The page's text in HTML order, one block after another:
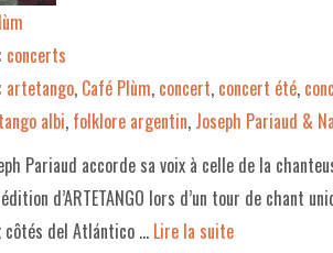
concerts
artetango, Café Plùm, concert, concert été,
albi, folklore argentin, Joseph Pariaud &
Pariaud accorde sa voix à celle de la
d’ARTETANGO lors d’un tour de chant
côtés del Atlántico … Lire la suite­­